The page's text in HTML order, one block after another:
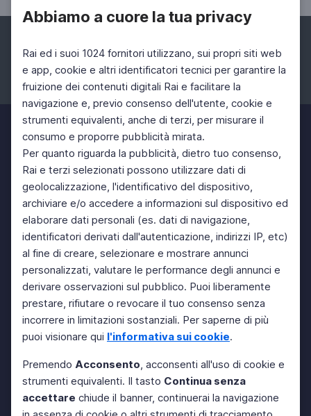
Abbiamo a cuore la tua privacy
Rai ed i suoi 1024 fornitori utilizzano, sui propri siti web
e app, cookie e altri identificatori tecnici per garantire la
fruizione dei contenuti digitali Rai e facilitare la
navigazione e, previo consenso dell'utente, cookie e
strumenti equivalenti, anche di terzi, per misurare il
consumo e proporre pubblicità mirata.
Per quanto riguarda la pubblicità, dietro tuo consenso,
Rai e terzi selezionati possono utilizzare dati di
geolocalizzazione, l'identificativo del dispositivo,
archiviare e/o accedere a informazioni sul dispositivo ed
elaborare dati personali (es. dati di navigazione,
identificatori derivati dall'autenticazione, indirizzi IP, etc)
al fine di creare, selezionare e mostrare annunci
personalizzati, valutare le performance degli annunci e
derivare osservazioni sul pubblico. Puoi liberamente
prestare, rifiutare o revocare il tuo consenso senza
incorrere in limitazioni sostanziali. Per saperne di più
puoi visionare qui l'informativa sui cookie.
Premendo Acconsento, acconsenti all'uso di cookie e
strumenti equivalenti. Il tasto Continua senza
accettare chiude il banner, continuerai la navigazione
Facebook Instagram Twitter